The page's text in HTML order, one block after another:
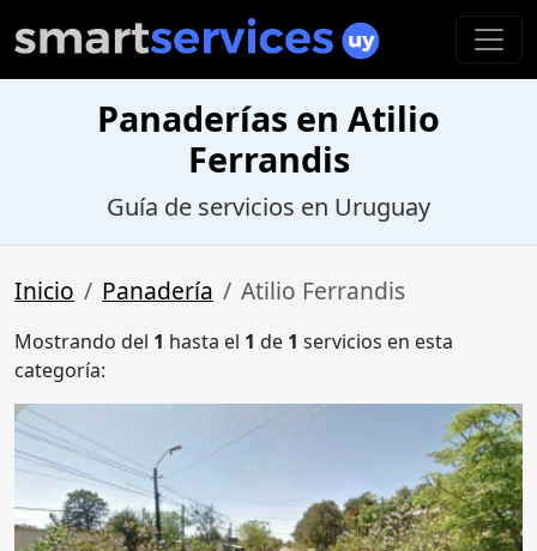
Panaderías en Atilio
Ferrandis
Guía de servicios en Uruguay
Inicio Panadería Atilio Ferrandis
Mostrando del 1 hasta el 1 de 1 servicios en esta
categoría: